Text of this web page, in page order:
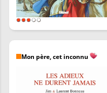
Mon père, cet inconnu